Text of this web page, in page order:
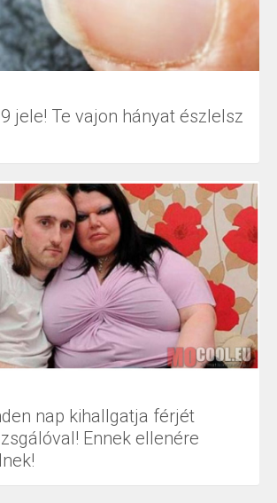
jele! Te vajon hányat észlelsz
nap kihallgatja férjét
Ennek ellenére